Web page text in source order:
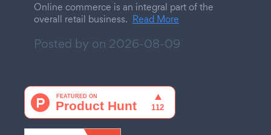
Online commerce is an integral part of the
overall retail business. Read More
Posted by on 2026-08-09